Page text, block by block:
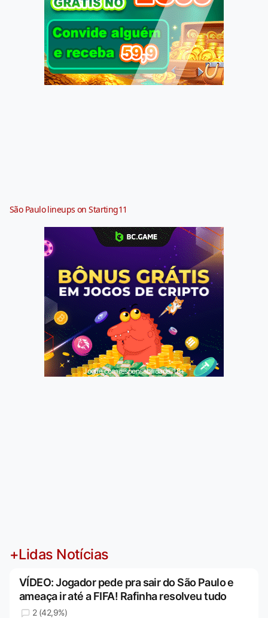
São Paulo lineups on Starting11
Jogue com responsabilidade. 18+
+Lidas Notícias
VÍDEO: Jogador pede pra sair do São Paulo e
ameaça ir até a FIFA! Rafinha resolveu tudo
2 (42,9%)